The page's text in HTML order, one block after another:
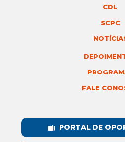
CDL
SCPC
FALE
PORTAL DE